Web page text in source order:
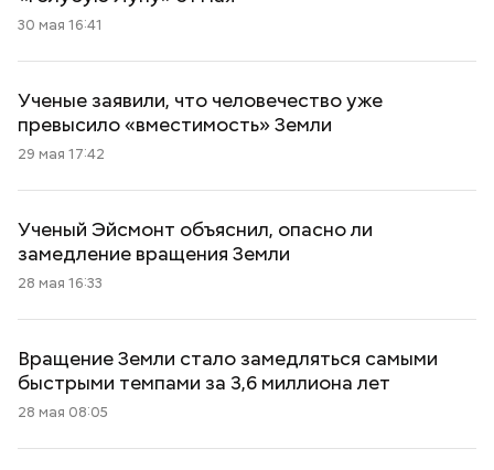
30 мая 16:41
Ученые заявили, что человечество уже
превысило «вместимость» Земли
29 мая 17:42
Ученый Эйсмонт объяснил, опасно ли
замедление вращения Земли
28 мая 16:33
Вращение Земли стало замедляться самыми
быстрыми темпами за 3,6 миллиона лет
28 мая 08:05